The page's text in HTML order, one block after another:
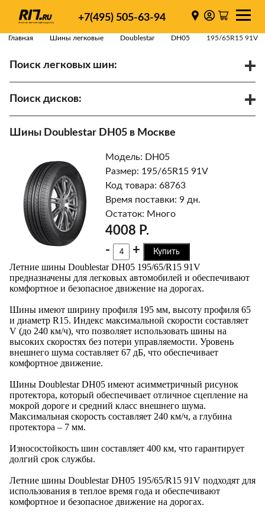
+7(495) 505-63-94
Главная Шины легковые Doublestar DH05 195/65R15 91V
Поиск легковых шин:
Поиск дисков:
Найти
Шины Doublestar DH05 в Москве
Модель: DH05
Размер: 195/65R15 91V
Код товара: 68763
Время поставки: 9 дн.
Остаток: Много
4008 Р.
-
+ Купить
Летние шины Doublestar DH05 195/65/R15 91V
предназначены для легковых автомобилей и обеспечивают
комфортное и безопасное движение на дорогах.
Шины имеют ширину профиля 195 мм, высоту профиля 65
и диаметр R15. Индекс максимальной скорости составляет
V (до 240 км/ч), что позволяет использовать шины на
высоких скоростях без потери управляемости. Уровень
внешнего шума составляет 67 дБ, что обеспечивает
комфортное движение.
Шины Doublestar DH05 имеют асимметричный рисунок
протектора, который обеспечивает отличное сцепление на
мокрой дороге и средний класс внешнего шума.
Максимальная скорость составляет 240 км/ч, а глубина
протектора – 7 мм.
Износостойкость шин составляет 400 км, что гарантирует
долгий срок службы.
Летние шины Doublestar DH05 195/65/R15 91V подходят для
использования в теплое время года и обеспечивают
комфортное и безопасное движение на дорогах.